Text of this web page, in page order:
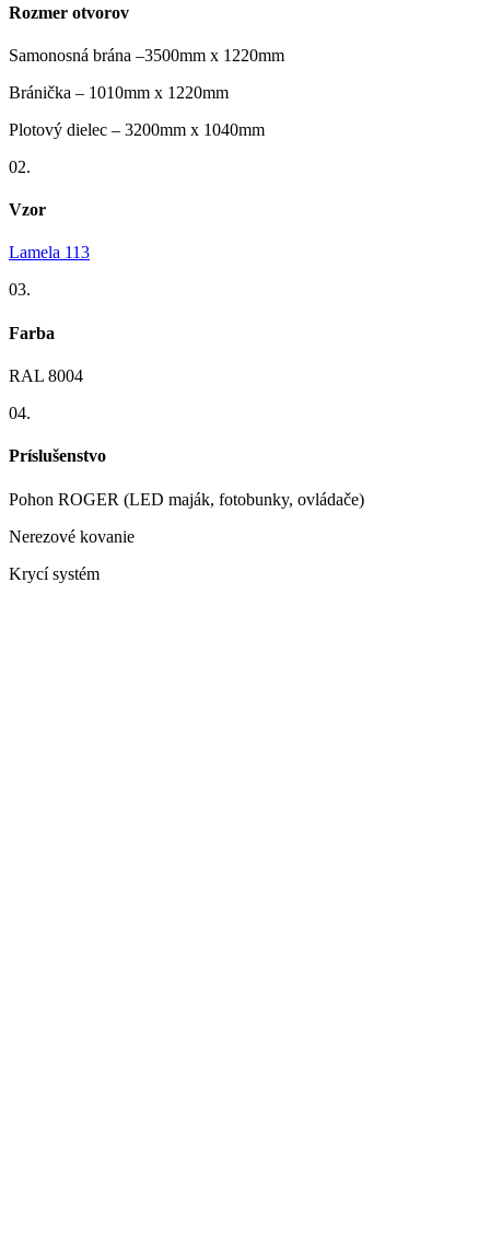
Rozmer otvorov
Samonosná brána –3500mm x 1220mm
Bránička – 1010mm x 1220mm
Plotový dielec – 3200mm x 1040mm
02.
Vzor
Lamela 113
03.
Farba
RAL 8004
04.
Príslušenstvo
Pohon ROGER (LED maják, fotobunky, ovládače)
Nerezové kovanie
Krycí systém